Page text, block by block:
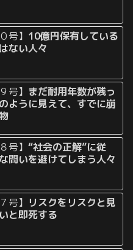
号】 10億円保有している
ない人々
号】 まだ耐用年数が残っ
ように見えて、すでに崩
号】“社会の正解”に従
問いを避けてしまう人々
号】 リスクをリスクと見
と即死する